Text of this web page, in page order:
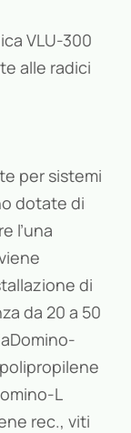
VLU-300
alle radici
per sistemi
dotate di
l’una
di
da 20 a 50
L
rec., viti